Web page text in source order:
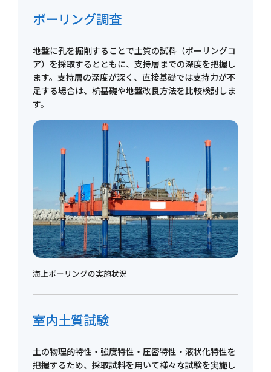
ボーリング調査
地盤に孔を掘削することで土質の試料（ボーリングコ
ア）を採取するとともに、支持層までの深度を把握し
ます。支持層の深度が深く、直接基礎では支持力が不
足する場合は、杭基礎や地盤改良方法を比較検討しま
す。
海上ボーリングの実施状況
室内土質試験
土の物理的特性・強度特性・圧密特性・液状化特性を
把握するため、採取試料を用いて様々な試験を実施し